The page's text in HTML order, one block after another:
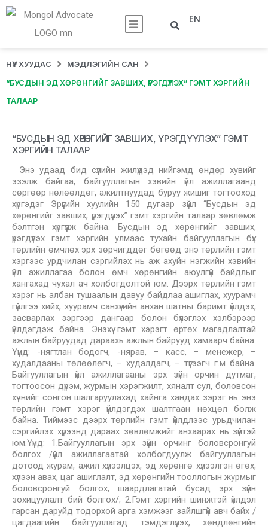
EN
НҮҮР ХУУДАС МЭДЛЭГИЙН САН
“БУСДЫН ЭД ХӨРӨНГИЙГ ЗАВШИХ, ҮРЭГДҮҮЛЭХ” ГЭМТ ХЭРГИЙН
ТАЛААР
“БУСДЫН ЭД ХӨРӨНГИЙГ ЗАВШИХ, ҮРЭГДҮҮЛЭХ” ГЭМТ
ХЭРГИЙН ТАЛААР
Энэ удаад бид сүүлийн жилүүдэд нийгэмд өндөр хувийг
эзэлж байгаа, байгууллагын хэвийн үйл ажиллагаанд
сөргөөр нөлөөлдөг, ажилтнуудад буруу жишиг тогтооход
хүргэдэг Эрүүгийн хуулийн 150 дугаар зүйл “Бусдын эд
хөрөнгийг завших, үрэгдүүлэх” гэмт хэргийн талаар зөвлөмж
бэлтгэн хүргүүлж байна. Бусдын эд хөрөнгийг завших,
үрэгдүүлэх гэмт хэргийн улмаас тухайн байгууллагын бүх
төрлийн өмчлөх эрх зөрчигддөг бөгөөд энэ төрлийн гэмт
хэргээс урдчилан сэргийлэх нь аж ахуйн нэгжийн хэвийн
үйл ажиллагаа болон өмч хөрөнгийн аюулгүй байдлыг
хангахад чухал ач холбогдолтой юм. Дээрх төрлийн гэмт
хэрэг нь албан тушаалын давуу байдлаа ашиглах, хуурамч
гүйлгээ хийх, хуурамч санхүүгийн анхан шатны баримт үйлдэх,
засварлах зэргээр дангаар болон бүлэглэх хэлбэрээр
үйлдэгдэж байна. Энэхүү гэмт хэрэгт өртөх магадлалтай
ажлын байруудад дараахь ажлын байрууд хамаарч байна.
Үүнд: -нягтлан бодогч, -нярав, – касс, – менежер, –
худалдааны төлөөлөгч, – худалдагч, – түгээгч г.м байна.
Байгууллагын үйл ажиллагааны эрх зүйн орчин дутмаг,
тогтоосон дүрэм, журмын хэрэгжилт, хяналт сул, боловсон
хүчнийг сонгон шалгаруулахад хайнга хандах зэрэг нь энэ
төрлийн гэмт хэрэг үйлдэгдэх шалтгаан нөхцөл болж
байна. Тиймээс дээрх төрлийн гэмт үйлдлээс урьдчилан
сэргийлэх хүрээнд дараах зөвлөмжийг анхаарах нь зүйтэй
юм.Үүнд: 1.Байгууллагын эрх зүйн орчинг боловсронгуй
болгох /үйл ажиллагаатай холбогдуулж байгууллагын
дотоод журам, ажил хүлээлцэх, эд хөрөнгө хүлээлгэн өгөх,
хүлээн авах, цаг ашиглалт, эд хөрөнгийн тооллогын журмыг
боловсронгуй болгох, шаардлагатай бусад эрх зүйн
зохицуулалт бий болгох/; 2.Гэмт хэргийн шинжтэй үйлдэл
гарсан даруйд тодорхой арга хэмжээг зайлшгүй авч байх /
цагдаагийн байгууллагад тэмдэглүүлэх, хөндлөнгийн